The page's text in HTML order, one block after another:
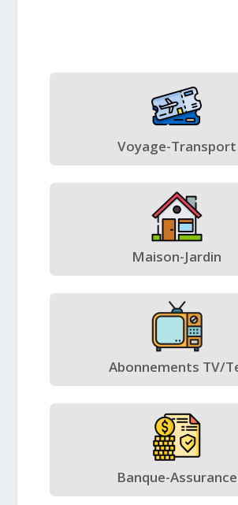
Voyage-Transport
Maison-Jardin
Abonnements TV/
Banque-Assurance